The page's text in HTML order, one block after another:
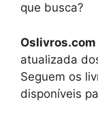
que busca?
Oslivros.com
atualizada
Seguem os
disponíveis